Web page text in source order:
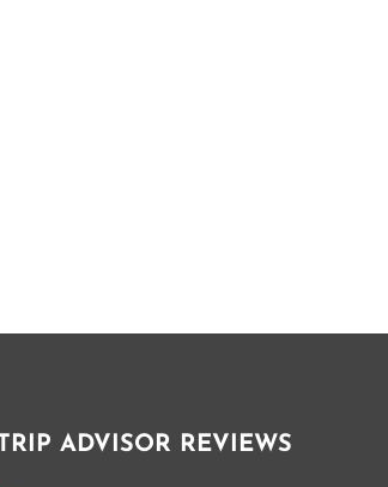
TRIP ADVISOR REVIEWS